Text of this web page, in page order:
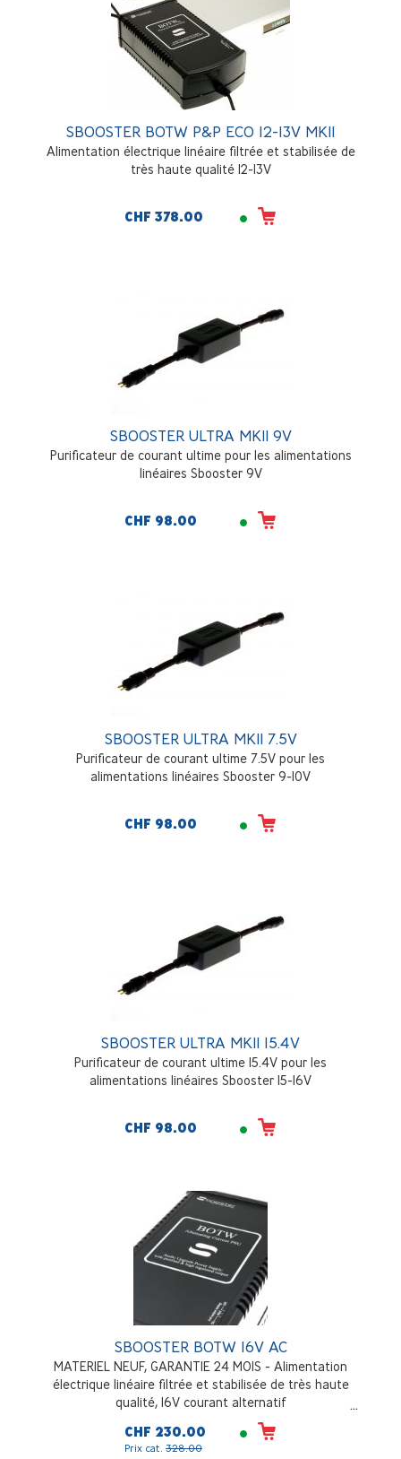
SBOOSTER BOTW P&P ECO 12-13V MKII
Alimentation électrique linéaire filtrée et stabilisée de
très haute qualité 12-13V
CHF 378.00
SBOOSTER ULTRA MKII 9V
Purificateur de courant ultime pour les alimentations
linéaires Sbooster 9V
CHF 98.00
SBOOSTER ULTRA MKII 7.5V
Purificateur de courant ultime 7.5V pour les
alimentations linéaires Sbooster 9-10V
CHF 98.00
SBOOSTER ULTRA MKII 15.4V
Purificateur de courant ultime 15.4V pour les
alimentations linéaires Sbooster 15-16V
CHF 98.00
SBOOSTER BOTW 16V AC
MATERIEL NEUF, GARANTIE 24 MOIS - Alimentation
électrique linéaire filtrée et stabilisée de très haute
qualité, 16V courant alternatif
CHF 230.00
Prix cat. 328.00